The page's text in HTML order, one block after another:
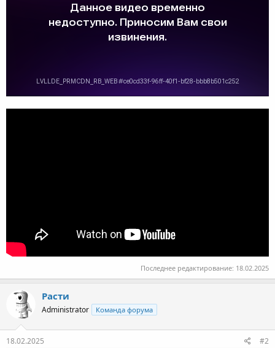
Последнее редактирование: 18.02.2025
Расти
Administrator Команда форума
18.02.2025 #2